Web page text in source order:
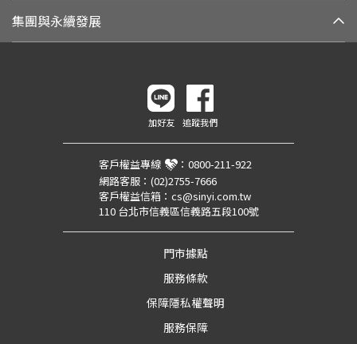
集團與永續發展
加好友 追蹤我們
客戶權益專線 ： 0800-211-922
網路客服： (02)2755-7666
客戶權益信箱： cs@sinyi.com.tw
110 台北市信義區信義路五段100號
門市據點
服務條款
保障隱私權聲明
服務保障